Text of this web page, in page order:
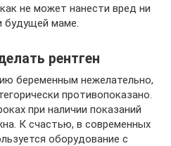
не может нанести вред ни
будущей маме.
рентген
беременным нежелательно,
противопоказано.
при наличии показаний
К счастью, в современных
оборудование с